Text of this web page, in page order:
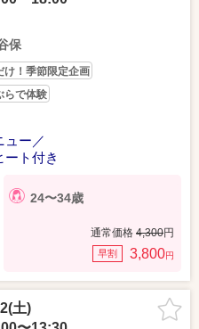
保
け！季節限定企画
らで体験
ー／
ト付き
24〜34歳
通常価格 4,300円
早割 3,800円
土)